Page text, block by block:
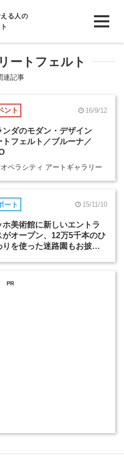
る人の
ートフェルト
連記事
ント 16/9/12
ンダのモダン・デザイン
トフェルト／ブルーナ／
ペラシティ アートギャラリー
ート 15/11/10
ホ美術館に新しいエントラ
がオープン、12万5千本のひ
りを使った迷路園もお披露
PR